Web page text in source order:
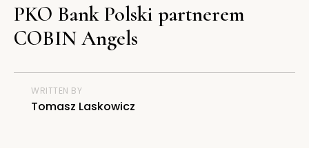
PKO Bank Polski partnerem
COBIN Angels
WRITTEN BY
Tomasz Laskowicz